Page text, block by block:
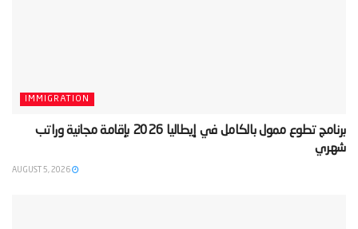
IMMIGRATION
‫برنامج تطوع ممول بالكامل في إيطاليا 2026 بإقامة مجانية وراتب
شهري‬